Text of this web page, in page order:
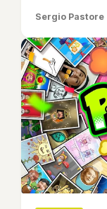
Sergio Pastore